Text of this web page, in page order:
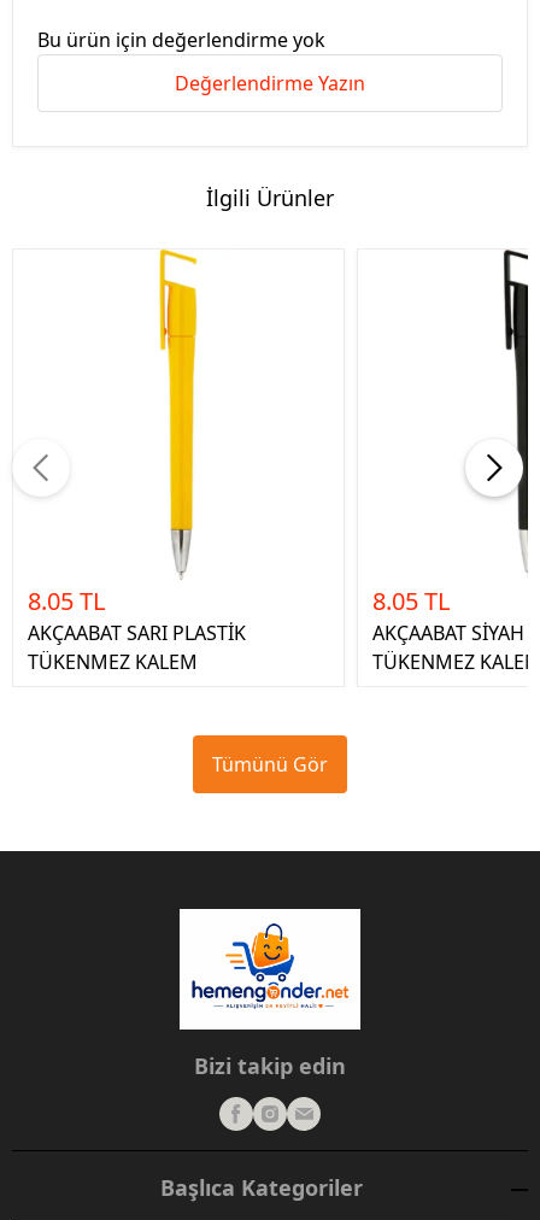
Bu ürün için değerlendirme yok
Değerlendirme Yazın
İlgili Ürünler
8.05 TL
AKÇAABAT SARI PLASTİK
TÜKENMEZ KALEM
8.05 TL
AKÇAABAT SİYAH
TÜKENMEZ
Tümünü Gör
Bizi takip edin
Başlıca Kategoriler